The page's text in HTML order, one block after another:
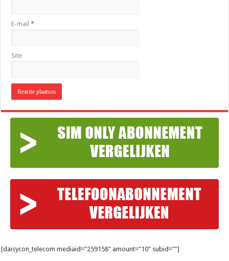
E-mail*
Site
[daisycon_telecom mediaid="259158" amount="10" subid=""]